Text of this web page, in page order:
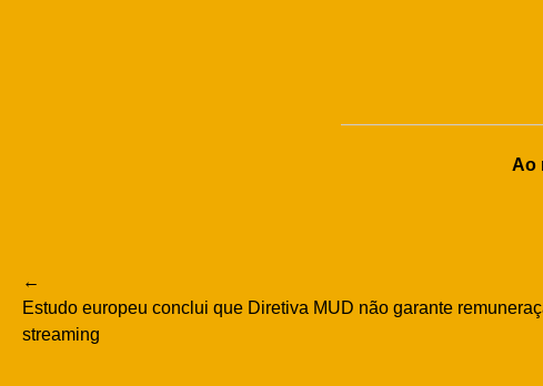
Ao
Navegação
de
Estudo europeu conclui que Diretiva MUD não garante
streaming